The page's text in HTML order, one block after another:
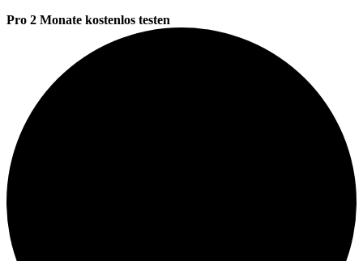
Pro 2 Monate kostenlos testen